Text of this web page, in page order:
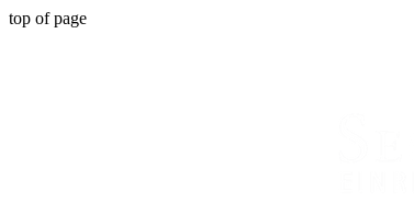
top of page